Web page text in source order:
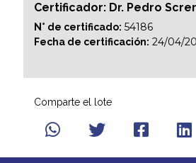
Certificador: Dr. Pedro
N° de certificado: 54186
Fecha de certificación: 24/04/
Comparte el lote